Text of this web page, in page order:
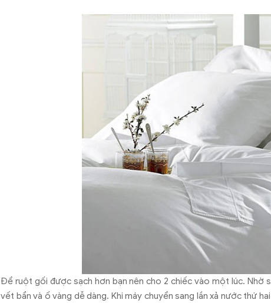
Để ruột gối được sạch hơn bạn nên cho 2 chiếc vào một lúc.
vết bẩn và ố vàng dễ dàng. Khi máy chuyển sang lần xả nước thứ